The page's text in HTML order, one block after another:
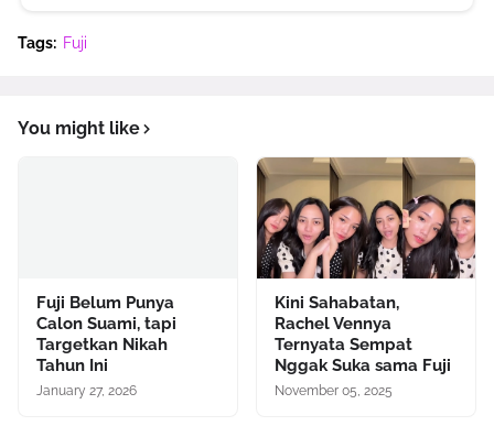
Tags: Fuji
You might like
Fuji Belum Punya
Calon Suami, tapi
Targetkan Nikah
Tahun Ini
January 27, 2026
Kini Sahabatan,
Rachel Vennya
Ternyata Sempat
Nggak Suka sama Fuji
November 05, 2025